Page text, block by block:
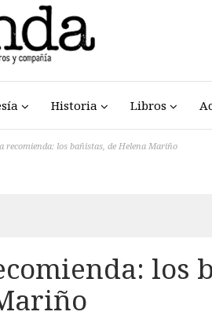
Historia Libros
recomienda: los bañistas, de Helena Mariño
los